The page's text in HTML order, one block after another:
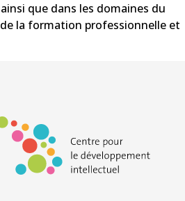
que dans les domaines du
la formation professionnelle et